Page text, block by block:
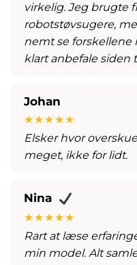
virkelig. Jeg brugte
robotstøvsugere,
nemt se forskellene
klart anbefale siden
Johan
★★★★★
Elsker hvor
meget, ikke for lidt.
Nina
★★★★★
Rart at læse
min model. Alt